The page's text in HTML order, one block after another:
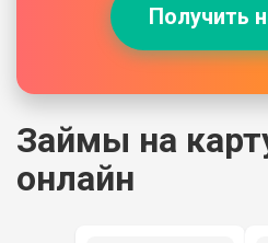
Получить
Займы на
онлайн